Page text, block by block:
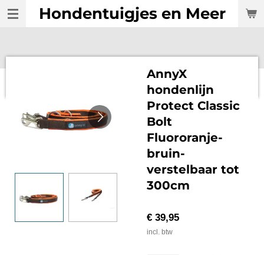
Ga
direct
Hondentuigjes en Meer
AnnyX
hondenlijn
Protect Classic
Bolt
Fluororanje-
bruin-
verstelbaar tot
300cm
€ 39,95
incl. btw